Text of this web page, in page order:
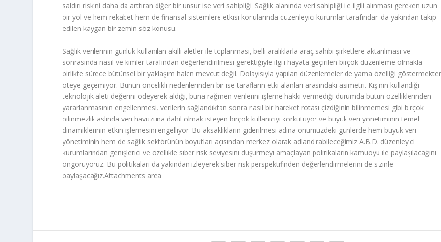
saldırı riskini daha da arttıran diğer bir unsur ise veri sahipliği. Sağlık alanında veri sahipliği ile ilgili alınması gereken uzun
bir yol ve hem rekabet hem de finansal sistemlere etkisi konularında düzenleyici kurumlar tarafından da yakından takip
edilen kaygan bir zemin söz konusu.
Sağlık verilerinin günlük kullanılan akıllı aletler ile toplanması, belli aralıklarla araç sahibi şirketlere aktarılması ve
sonrasında nasıl ve kimler tarafından değerlendirilmesi gerektiğiyle ilgili hayata geçirilen birçok düzenleme olmakla
birlikte sürece bütünsel bir yaklaşım halen mevcut değil. Dolayısıyla yapılan düzenlemeler de yama özelliği
öteye geçemiyor. Bunun öncelikli nedenlerinden bir ise tarafların etki alanları arasındaki asimetri. Kişinin kullandığı
teknolojik aleti değerini ödeyerek aldığı, buna rağmen verilerini işleme hakkı vermediği durumda bütün özelliklerinden
yararlanmasının engellenmesi, verilerin sağlandıktan sonra nasıl bir hareket rotası çizdiğinin bilinmemesi gibi birçok
bilinmezlik aslında veri havuzuna dahil olmak isteyen birçok kullanıcıyı korkutuyor ve büyük veri yönetiminin temel
dinamiklerinin etkin işlemesini engelliyor. Bu aksaklıkların giderilmesi adına önümüzdeki günlerde hem büyük veri
yönetiminin hem de sağlık sektörünün boyutları açısından merkez olarak adlandırabileceğimiz A.B.D. düzenleyici
kurumlarından genişletici ve özellikle siber risk seviyesini düşürmeyi amaçlayan politikaların kamuoyu ile paylaşılacağını
öngörüyoruz. Bu politikaları da yakından izleyerek siber risk perspektifinden değerlendirmelerini de sizinle
paylaşacağız.Attachments area